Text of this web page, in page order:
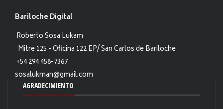
Bariloche Digital
Roberto Sosa Lukam
Mitre 125 - Oficina 122 EP/ San Carlos de Bariloche
+54 294 458-7367
sosalukman@gmail.com
AGRADECIMIENTO